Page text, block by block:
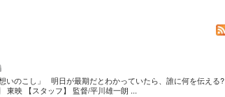
いのこし」 明日が最期だとわかっていたら、誰に何を伝える?
東映 【スタッフ】 監督/平川雄一朗 ...